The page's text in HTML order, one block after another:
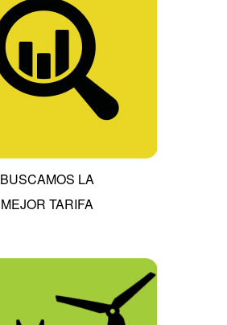
BUSCAMOS LA
MEJOR TARIFA